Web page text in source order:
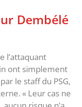
Dembélé
l’attaquant
ont simplement
le staff du PSG,
« Leur cas ne